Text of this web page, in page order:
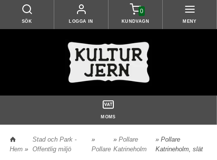
SÖK LOGGA IN
0
KUNDVAGN MENY
MOMS
Hem »
Stad och Park -
Offentlig miljö
»
Pollare
» Pollare
Katrineholm
» Pollare
Katrineholm, slät